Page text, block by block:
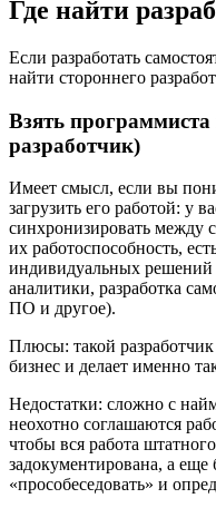
Где найти
Если разработать
найти стороннего
Взять
разработчик)
Имеет смысл, если вы
загрузить его работой: у
синхронизировать между
их работоспособность,
индивидуальных решений
аналитики, разработка
ПО и другое).
Плюсы: такой
бизнес и делает именно
Недостатки: сложно с
неохотно соглашаются
чтобы вся работа
задокументирована, а
«прособеседовать» и